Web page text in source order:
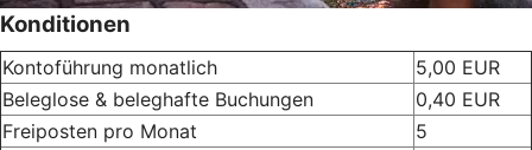
Konditionen
Kontoführung monatlich
5,00 EUR
Beleglose & beleghafte Buchungen
0,40 EUR
Freiposten pro Monat
5